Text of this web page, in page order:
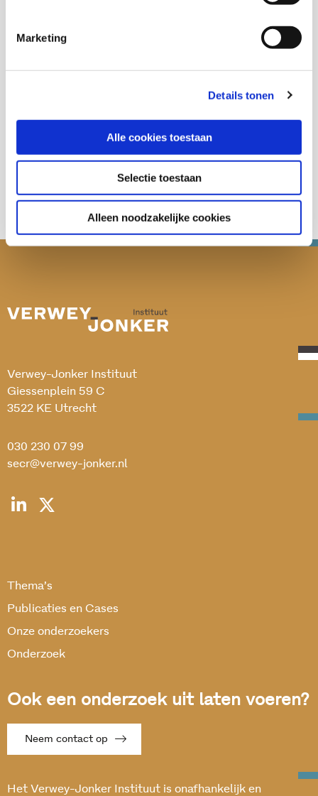
Marketing
Details tonen
Alle cookies toestaan
Selectie toestaan
Alleen noodzakelijke cookies
Jeugdhulp
Deel deze publicatie op:
Verwey-Jonker Instituut
Giessenplein 59 C
3522 KE Utrecht
030 230 07 99
secr@verwey-jonker.nl
Thema’s
Publicaties en Cases
Onze onderzoekers
Onderzoek
Ook een onderzoek uit laten voeren?
Neem contact op
Het Verwey-Jonker Instituut is onafhankelijk en